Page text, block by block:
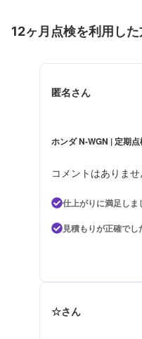
12ヶ月点検を利用した
匿名さん
ホンダ N-WGN | 定期
コメントはありませ
仕上がりに満足しま
見積もりが正確でし
☆さん